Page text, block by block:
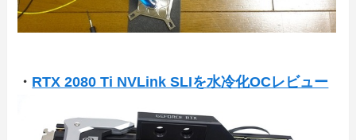
・ RTX 2080 Ti NVLink SLIを水冷化OCレビュー